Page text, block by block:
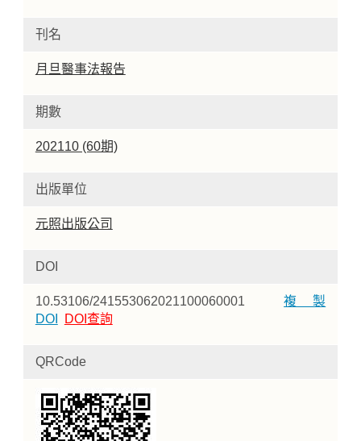
刊名
月旦醫事法報告
期數
202110 (60期)
出版單位
元照出版公司
DOI
10.53106/241553062021100060001複製
DOI
DOI查詢
QRCode